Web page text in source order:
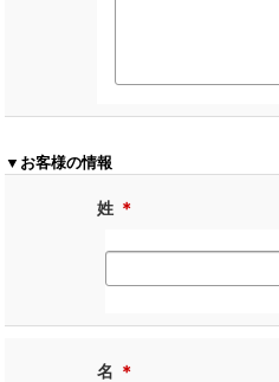
▼お客様の情報
姓 ＊
名 ＊